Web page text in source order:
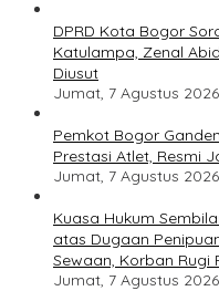
DPRD Kota Bogor
Katulampa, Zenal
Diusut
Jumat, 7 Agustus 2026
Pemkot Bogor
Prestasi Atlet, Resmi
Jumat, 7 Agustus 2026
Kuasa Hukum
atas Dugaan
Sewaan, Korban Rugi
Jumat, 7 Agustus 2026